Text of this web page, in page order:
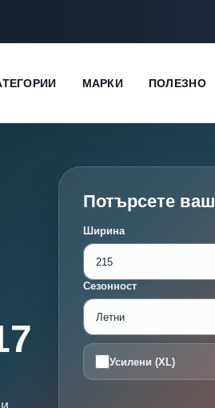
МАРКИ ПОЛЕЗНО
Потърсете
Ширина
Сезонност
Усилени (XL)